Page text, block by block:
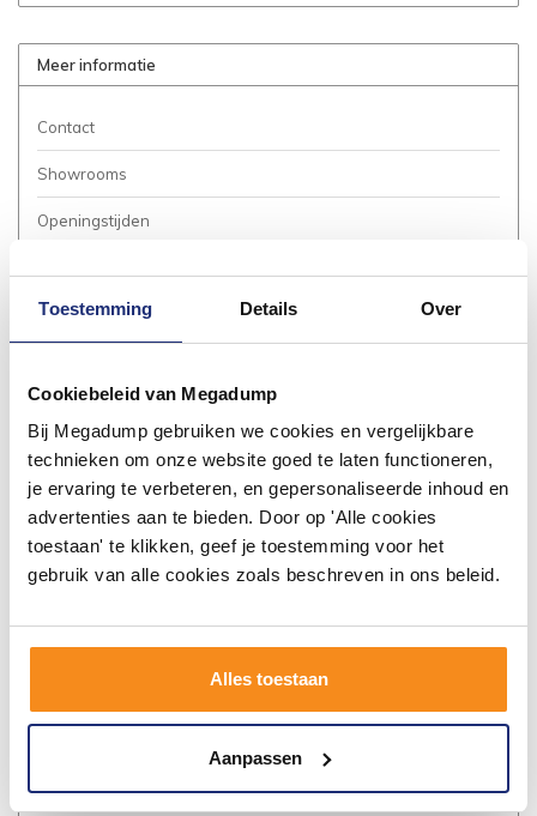
Toestemming Details Over
Cookiebeleid van Megadump
Bij Megadump gebruiken we cookies en vergelijkbare
technieken om onze website goed te laten functioneren,
je ervaring te verbeteren, en gepersonaliseerde inhoud en
advertenties aan te bieden. Door op 'Alle cookies
toestaan' te klikken, geef je toestemming voor het
gebruik van alle cookies zoals beschreven in ons beleid.
Alles toestaan
Aanpassen
Meer informatie
Contact
Showrooms
Openingstijden
Betalen
Annuleren / Retourneren
Garantie / Klachten
Service Aanvraag
Algemene voorwaarden